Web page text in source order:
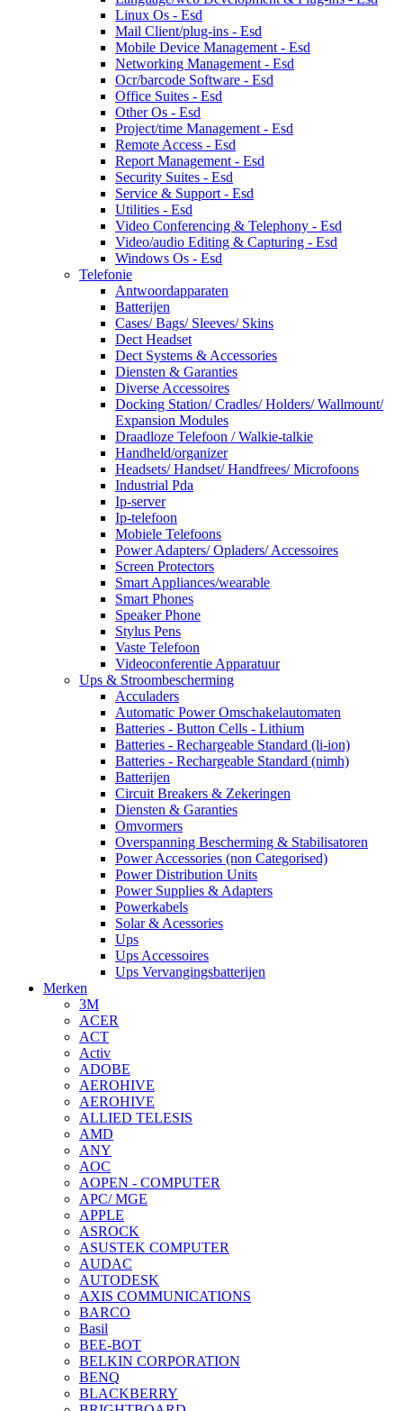
Linux Os - Esd
Mail Client/plug-ins - Esd
Mobile Device Management - Esd
Networking Management - Esd
Ocr/barcode Software - Esd
Office Suites - Esd
Other Os - Esd
Project/time Management - Esd
Remote Access - Esd
Report Management - Esd
Security Suites - Esd
Service & Support - Esd
Utilities - Esd
Video Conferencing & Telephony - Esd
Video/audio Editing & Capturing - Esd
Windows Os - Esd
Telefonie
Antwoordapparaten
Batterijen
Cases/ Bags/ Sleeves/ Skins
Dect Headset
Dect Systems & Accessories
Diensten & Garanties
Diverse Accessoires
Docking Station/ Cradles/ Holders/ Wallmount/
Expansion Modules
Draadloze Telefoon / Walkie-talkie
Handheld/organizer
Headsets/ Handset/ Handfrees/ Microfoons
Industrial Pda
Ip-server
Ip-telefoon
Mobiele Telefoons
Power Adapters/ Opladers/ Accessoires
Screen Protectors
Smart Appliances/wearable
Smart Phones
Speaker Phone
Stylus Pens
Vaste Telefoon
Videoconferentie Apparatuur
Ups & Stroombescherming
Acculaders
Automatic Power Omschakelautomaten
Batteries - Button Cells - Lithium
Batteries - Rechargeable Standard (li-ion)
Batteries - Rechargeable Standard (nimh)
Batterijen
Circuit Breakers & Zekeringen
Diensten & Garanties
Omvormers
Overspanning Bescherming & Stabilisatoren
Power Accessories (non Categorised)
Power Distribution Units
Power Supplies & Adapters
Powerkabels
Solar & Acessories
Ups
Ups Accessoires
Ups Vervangingsbatterijen
Merken
3M
ACER
ACT
Activ
ADOBE
AEROHIVE
AEROHIVE
ALLIED TELESIS
AMD
ANY
AOC
AOPEN - COMPUTER
APC/ MGE
APPLE
ASROCK
ASUSTEK COMPUTER
AUDAC
AUTODESK
AXIS COMMUNICATIONS
BARCO
Basil
BEE-BOT
BELKIN CORPORATION
BENQ
BLACKBERRY